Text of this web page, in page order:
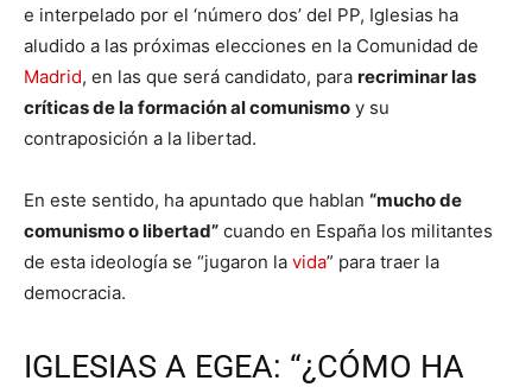
e interpelado por el ‘número dos’ del PP, Iglesias ha
aludido a las próximas elecciones en la Comunidad de
Madrid, en las que será candidato, para recriminar las
críticas de la formación al comunismo y su
contraposición a la libertad.
En este sentido, ha apuntado que hablan “mucho de
comunismo o libertad” cuando en España los militantes
de esta ideología se “jugaron la vida” para traer la
democracia.
IGLESIAS A EGEA: “¿CÓMO HA